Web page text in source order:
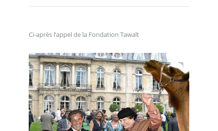
Ci-après l’appel de la Fondation Tawalt